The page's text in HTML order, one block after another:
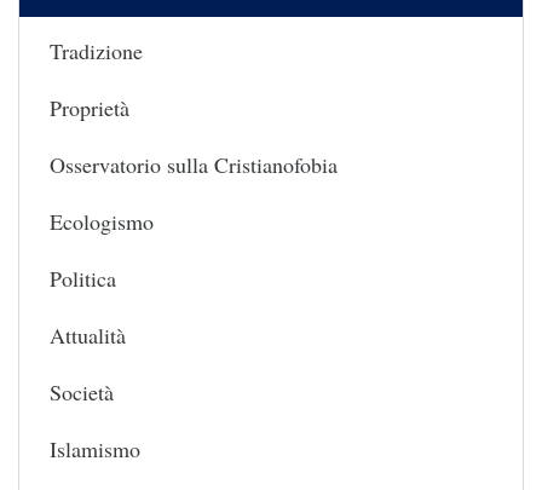
Tradizione
Proprietà
Osservatorio sulla Cristianofobia
Ecologismo
Politica
Attualità
Società
Islamismo